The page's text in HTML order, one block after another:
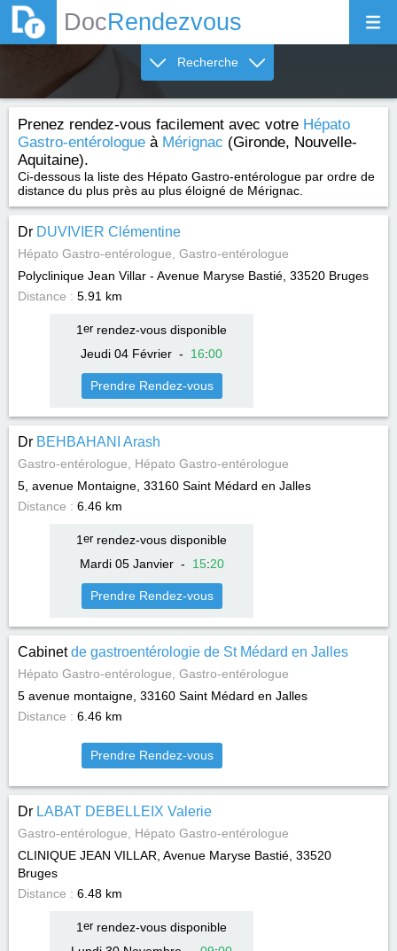
DocRendezvous
Recherche
Prenez rendez-vous facilement avec votre Hépato
Gastro-entérologue à Mérignac (Gironde, Nouvelle-
Aquitaine).
Ci-dessous la liste des Hépato Gastro-entérologue par ordre de
distance du plus près au plus éloigné de Mérignac.
Dr DUVIVIER Clémentine
Hépato Gastro-entérologue, Gastro-entérologue
Polyclinique Jean Villar - Avenue Maryse Bastié, 33520 Bruges
Distance : 5.91 km
1 errendez-vous disponible
Jeudi 04 Février - 16:00
Prendre Rendez-vous
Dr BEHBAHANI Arash
Gastro-entérologue, Hépato Gastro-entérologue
5, avenue Montaigne, 33160 Saint Médard en Jalles
Distance : 6.46 km
1 errendez-vous disponible
Mardi 05 Janvier- 15:20
Prendre Rendez-vous
Cabinetde gastroentérologie de St Médard en Jalles
Hépato Gastro-entérologue, Gastro-entérologue
5 avenue montaigne, 33160 Saint Médard en Jalles
Distance : 6.46 km
Prendre Rendez-vous
Dr LABAT DEBELLEIX Valerie
Gastro-entérologue, Hépato Gastro-entérologue
CLINIQUE JEAN VILLAR, Avenue Maryse Bastié, 33520
Bruges
Distance : 6.48 km
1 errendez-vous disponible